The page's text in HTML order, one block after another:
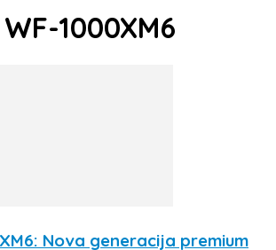
1000XM6
Nova generacija premium